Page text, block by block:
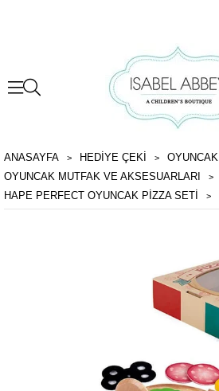
ANASAYFA HEDİYE ÇEKİ OYUNCAK
OYUNCAK MUTFAK VE AKSESUARLARI
HAPE PERFECT OYUNCAK PIZZA SETI